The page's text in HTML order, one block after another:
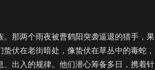
那两个雨夜被曹鹤阳突袭逼退的猎手，果
伏在老街暗处，像蛰伏在草丛中的毒蛇，
出入的规律。他们潜心筹备多日，携着针